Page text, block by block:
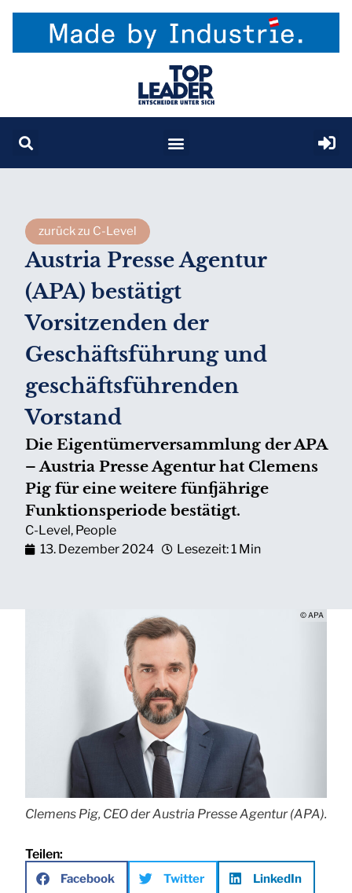
zurück zu C-Level
Austria Presse Agentur
(APA) bestätigt
Vorsitzenden der
Geschäftsführung und
geschäftsführenden
Vorstand
Die Eigentümerversammlung der APA
– Austria Presse Agentur hat Clemens
Pig für eine weitere fünfjährige
Funktionsperiode bestätigt.
C-Level, People
13. Dezember 2024
Lesezeit: 1 Min
© APA
Clemens Pig, CEO der Austria Presse Agentur (APA).
Teilen:
Facebook Twitter LinkedIn